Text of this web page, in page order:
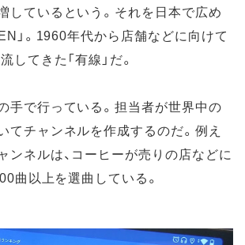
しているという。それを日本で広め
」。1960年代から店舗などに向けて
てきた「有線」だ。
手で行っている。担当者が世界中の
てチャンネルを作成するのだ。例え
ンネルは、コーヒーが売りの店などに
曲以上を選曲している。